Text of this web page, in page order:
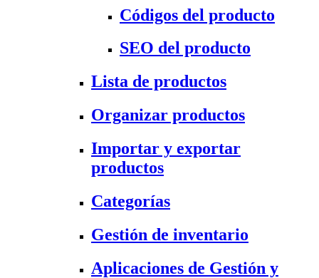
Códigos del producto
SEO del producto
Lista de productos
Organizar productos
Importar y exportar
productos
Categorías
Gestión de inventario
Aplicaciones de Gestión y